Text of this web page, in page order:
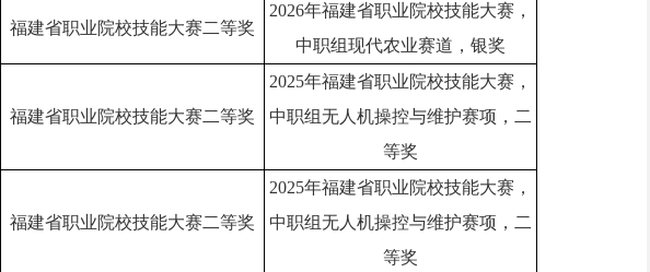
福建省职业院校技能大赛二等奖
2026年福建省职业院校技能大赛，
中职组现代农业赛道，银奖
福建省职业院校技能大赛二等奖
2025年福建省职业院校技能大赛，
中职组无人机操控与维护赛项，二
等奖
福建省职业院校技能大赛二等奖
2025年福建省职业院校技能大赛，
中职组无人机操控与维护赛项，二
等奖